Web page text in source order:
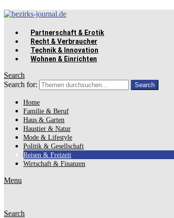
Partnerschaft & Erotik
Recht & Verbraucher
Technik & Innovation
Wohnen & Einrichten
Search
Search for:
Search
Home
Familie & Beruf
Haus & Garten
Haustier & Natur
Mode & Lifestyle
Politik & Gesellschaft
Reisen & Freizeit
Wirtschaft & Finanzen
Menu
Search